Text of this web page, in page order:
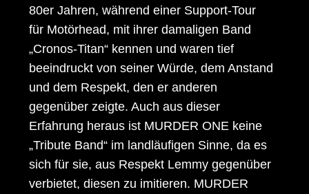
80er Jahren, während einer Support-Tour
für Motörhead, mit ihrer damaligen Band
„Cronos-Titan“ kennen und waren tief
beeindruckt von seiner Würde, dem Anstand
und dem Respekt, den er anderen
gegenüber zeigte. Auch aus dieser
Erfahrung heraus ist MURDER ONE keine
„Tribute Band“ im landläufigen Sinne, da es
sich für sie, aus Respekt Lemmy gegenüber
verbietet, diesen zu imitieren. MURDER